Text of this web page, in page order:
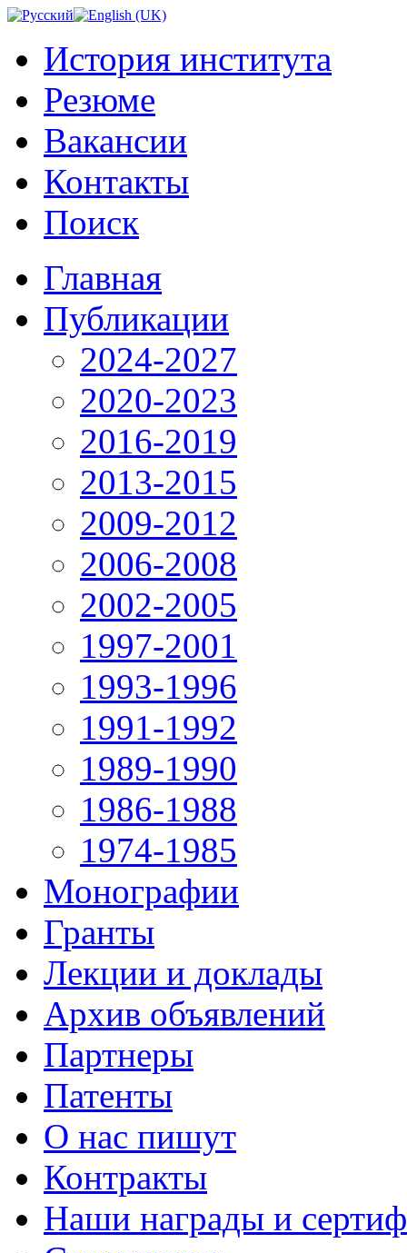
История института
Резюме
Вакансии
Контакты
Поиск
Главная
Публикации
2024-2027
2020-2023
2016-2019
2013-2015
2009-2012
2006-2008
2002-2005
1997-2001
1993-1996
1991-1992
1989-1990
1986-1988
1974-1985
Монографии
Гранты
Лекции и доклады
Архив объявлений
Партнеры
Патенты
О нас пишут
Контракты
Наши награды и